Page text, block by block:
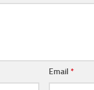
Email *